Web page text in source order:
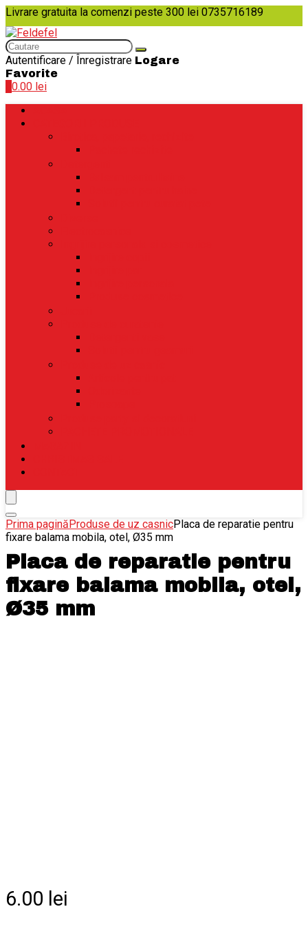
Livrare gratuita la comenzi peste 300 lei 0735716189
Autentificare / Înregistrare Logare
Favorite
0.00 lei
Prima paginăProduse de uz casnicPlaca de reparatie pentru
fixare balama mobila, otel, Ø35 mm
Placa de reparatie pentru
fixare balama mobila, otel,
Ø35 mm
6.00 lei